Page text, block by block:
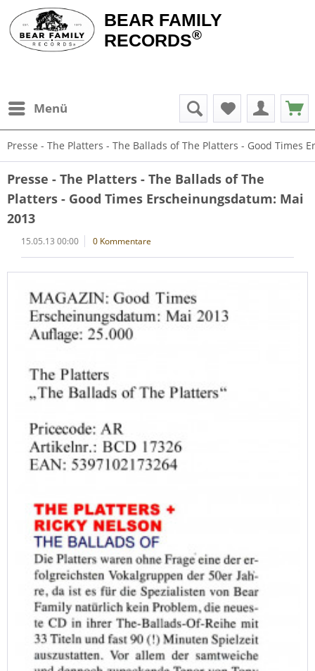
BEAR FAMILY
RECORDS®
Menü
Presse - The Platters - The Ballads of The Platters - Good Times
Presse - The Platters - The Ballads of The
Platters - Good Times Erscheinungsdatum: Mai
2013
15.05.13 00:00 0 Kommentare